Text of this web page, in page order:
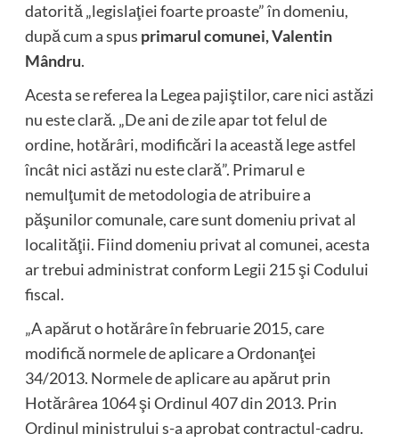
datorită „legislaţiei foarte proaste” în domeniu,
după cum a spus primarul comunei, Valentin
Mândru.
Acesta se referea la Legea pajiştilor, care nici astăzi
nu este clară. „De ani de zile apar tot felul de
ordine, hotărâri, modificări la această lege astfel
încât nici astăzi nu este clară”. Primarul e
nemulţumit de metodologia de atribuire a
păşunilor comunale, care sunt domeniu privat al
localităţii. Fiind domeniu privat al comunei, acesta
ar trebui administrat conform Legii 215 şi Codului
fiscal.
„A apărut o hotărâre în februarie 2015, care
modifică normele de aplicare a Ordonanţei
34/2013. Normele de aplicare au apărut prin
Hotărârea 1064 şi Ordinul 407 din 2013. Prin
Ordinul ministrului s-a aprobat contractul-cadru.